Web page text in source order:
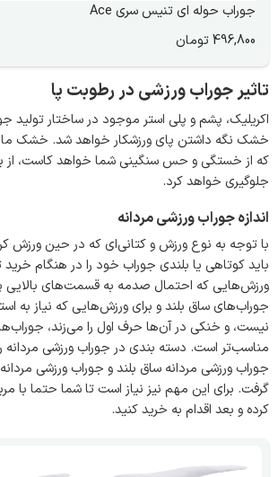
جوراب حوله ای تنیس سری Ace
496,800تومان
تاثیر جوراب ورزشی در رطوبت پا
اکریلیک، پشم و پلی استر موجود در ساختار تولید
خشک نگه‌ داشتن پای ورزشکار خواهد شد. خشک
که از خستگی و حس سنگینی شما خواهد کاست، از
جلوگیری خواهد کرد.
اندازه جوراب ورزشی مردانه
با توجه به نوع ورزش و کتانی‌ای که در حین ورزش
باید کوتاهی یا بلندی جوراب خود را در هنگام خرید
ورزش‌هایی که احتمال صدمه به قسمت‌های بالایی
جوراب‌های ساق بلند و برای ورزش‌هایی که نیاز به
نیست، و خنکی در آن‌ها حرف اول را می‌زند،
مناسب‌تر است. دسته بندی در جوراب ورزشی مردانه
جوراب ورزشی مردانه ساق بلند و جوراب ورزشی
گرفت. برای این مهم نیز نیاز است تا شما حتما با
کرده و بعد اقدام به خرید کنید.